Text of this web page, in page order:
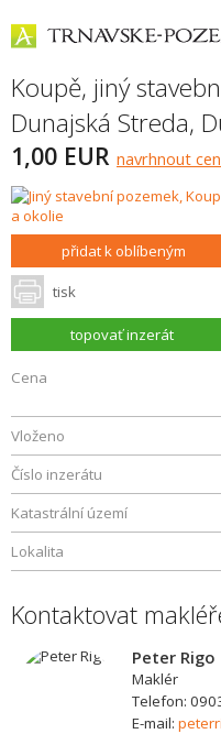
Koupě, jiný
Dunajská Streda,
1,00 EUR navrhnout
přidat k oblíbeným
tisk
topovať inzerát
Cena
Vloženo
Číslo inzerátu
Katastrální území
Lokalita
Kontaktovat
Peter Rigo
Maklér
Telefon:
E-mail: